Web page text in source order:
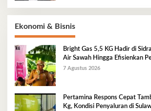
Ekonomi & Bisnis
Bright Gas 5,5 KG Hadir di
Air Sawah Hingga Efisienkan
Kg
7 Agustus 2026
Pertamina Respons Cepat
Kg, Kondisi Penyaluran di